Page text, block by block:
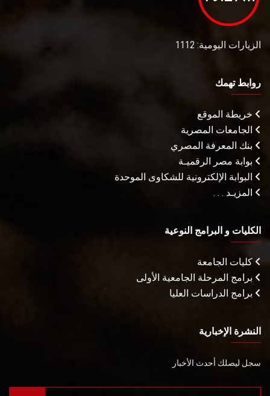
الزيارات اليومية: 1112
روابط تهمك
خريطة الموقع
الجامعات المصرية
بنك المعرفة المصري
بوابة مصر الرقميـة
البوابة الإلكترونية للشكاوى الموحدة
المزيـد . . .
الكليات و البرامج النوعية
كليات الجامعة
برامج المرحلة الجامعية الأولى
برامج الدراسات العليا
النشرة الإخبارية
سجل ليصلك أحدث الأخبار